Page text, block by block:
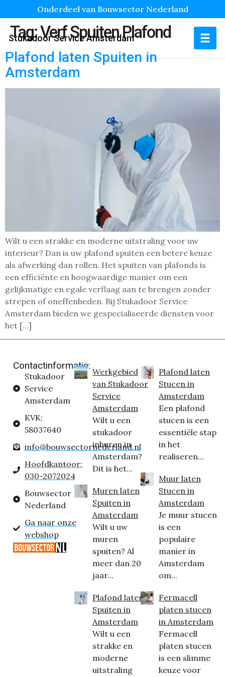
Onderdeel van Bouwsector Nederland
Stukadoor Service Amsterdam
Tag:Verf Spuiten Plafond
Plafond laten Spuiten in
Amsterdam
Wilt u een strakke en moderne uitstraling voor uw
interieur? Dan is uw plafond spuiten een betere keuze
als afwerking dan rollen. Het spuiten van plafonds is
een efficiënte en hoogwaardige manier om een
gelijkmatige en egale verflaag aan te brengen zonder
strepen of oneffenheden. Bij Stukadoor Service
Amsterdam bieden we gespecialiseerde diensten voor
het […]
Contactinformatie:
Stukadoor
Service
Amsterdam
KVK:
58037640
info@bouwsectornederland.nl
Hoofdkantoor:
030-2072024
Bouwsector
Nederland
Ga naar onze
webshop
Werkgebied
van Stukadoor
Service
Amsterdam
Wilt u een
stukadoor
inhuren in
Amsterdam?
Dit is het...
Muren laten
Spuiten in
Amsterdam
Wilt u uw
muren
spuiten? Al
meer dan 20
jaar...
Plafond laten
Spuiten in
Amsterdam
Wilt u een
strakke en
moderne
uitstraling
Plafond laten
Stucen in
Amsterdam
Een plafond
stucen is een
essentiële stap
in het
realiseren...
Muur laten
Stucen in
Amsterdam
Je muur stucen
is een
populaire
manier in
Amsterdam
om...
Fermacell
platen stucen
in Amsterdam
Fermacell
platen stucen
is een slimme
keuze voor